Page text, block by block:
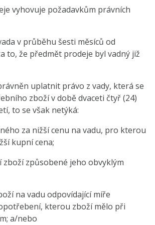
vyhovuje požadavkům právních
v průběhu šesti měsíců od
to, že předmět prodeje byl vadný již
uplatnit právo z vady, která se
zboží v době dvaceti čtyř (24)
to se však netýká:
za nižší cenu na vadu, pro kterou
kupní cena;
způsobené jeho obvyklým
na vadu odpovídající míře
kterou zboží mělo při
a/nebo